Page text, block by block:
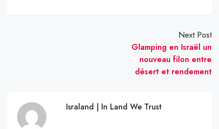
Next Post
Glamping en Israël un
nouveau filon entre
désert et rendement
Israland | In Land We Trust